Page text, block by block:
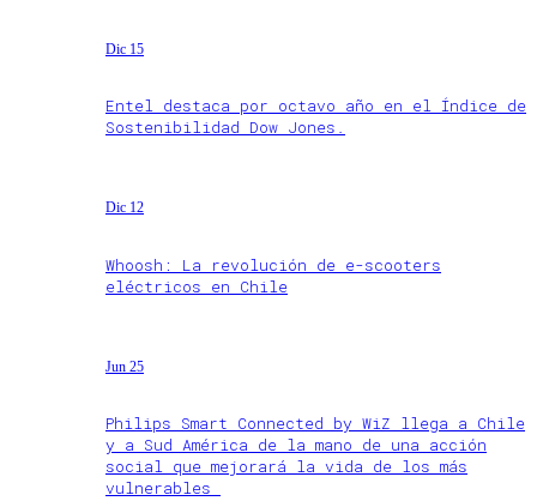
Dic 15
Entel destaca por octavo año en el Índice de
Sostenibilidad Dow Jones.
Dic 12
Whoosh: La revolución de e-scooters
eléctricos en Chile
Jun 25
Philips Smart Connected by WiZ llega a Chile
y a Sud América de la mano de una acción
social que mejorará la vida de los más
vulnerables